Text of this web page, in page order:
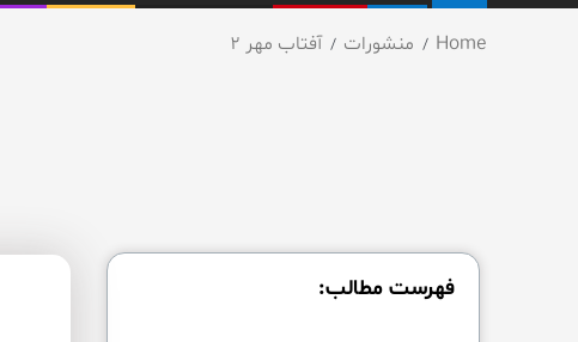
Home منشورات آفتاب مهر ۲
فهرست مطالب: